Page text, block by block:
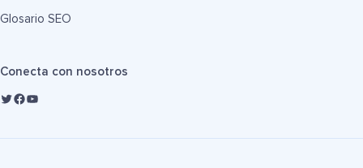
Glosario SEO
Conecta con nosotros